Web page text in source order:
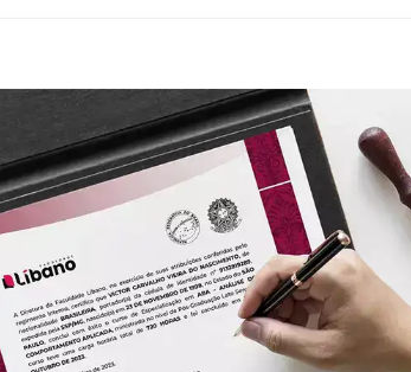
Projetos Pedagógicos
TOTAL: